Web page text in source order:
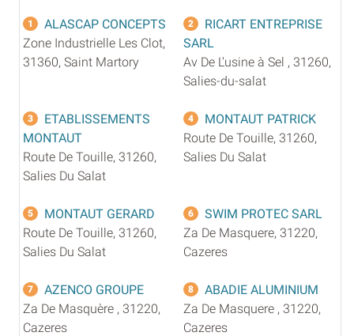
1
ALASCAP CONCEPTS
Zone Industrielle Les Clot,
31360, Saint Martory
2
RICART ENTREPRISE
SARL
Av De L'usine à Sel , 31260,
Salies-du-salat
3
ETABLISSEMENTS
MONTAUT
Route De Touille, 31260,
Salies Du Salat
4
MONTAUT PATRICK
Route De Touille, 31260,
Salies Du Salat
5
MONTAUT GERARD
Route De Touille, 31260,
Salies Du Salat
6
SWIM PROTEC SARL
Za De Masquere, 31220,
Cazeres
7
AZENCO GROUPE
Za De Masquère , 31220,
Cazeres
8
ABADIE ALUMINIUM
Za De Masquere , 31220,
Cazeres